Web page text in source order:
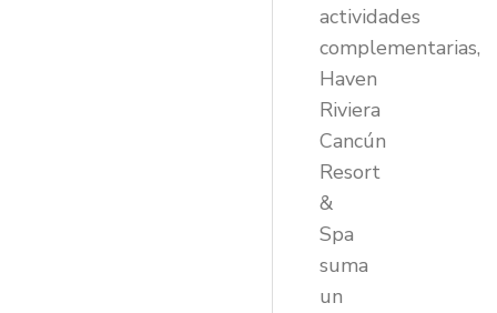
actividades
complementarias,
Haven
Riviera
Cancún
Resort
&
Spa
suma
un